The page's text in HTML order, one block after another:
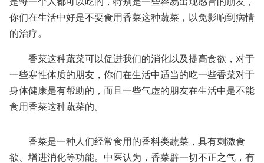
你们在生活中好是不要食用香菜这种蔬菜，以免影响到病情
的治疗。
香菜这种蔬菜可以促进我们的消化以及提高食欲，对于
一些寒性体质的朋友，你们在生活中适当的吃一些香菜对于
身体健康是有帮助的，而且一些气虚的朋友在生活中是不能
食用香菜这种蔬菜的。
香菜是一种人们经常食用的香料类蔬菜，具有刺激食
欲、增进消化等功能。中医认为，香菜辟一切不正之气，有